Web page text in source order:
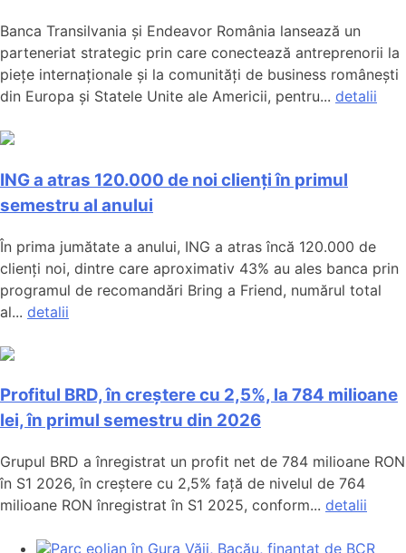
Banca Transilvania și Endeavor România lansează un
parteneriat strategic prin care conectează antreprenorii la
piețe internaționale și la comunități de business românești
din Europa și Statele Unite ale Americii, pentru... detalii
ING a atras 120.000 de noi clienți în primul
semestru al anului
În prima jumătate a anului, ING a atras încă 120.000 de
clienți noi, dintre care aproximativ 43% au ales banca prin
programul de recomandări Bring a Friend, numărul total
al... detalii
Profitul BRD, în creștere cu 2,5%, la 784 milioane
lei, în primul semestru din 2026
Grupul BRD a înregistrat un profit net de 784 milioane RON
în S1 2026, în creștere cu 2,5% față de nivelul de 764
milioane RON înregistrat în S1 2025, conform... detalii
Parc eolian în Gura Văii, Bacău, finanțat de BCR